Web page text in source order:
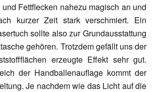
Fettflecken nahezu magisch an und
kurzer Zeit stark verschmiert. Ein
sollte also zur Grundausstattung
gehören. Trotzdem gefällt uns der
erzeugte Effekt sehr gut.
der Handballenauflage kommt der
Je nachdem wie das Licht auf die